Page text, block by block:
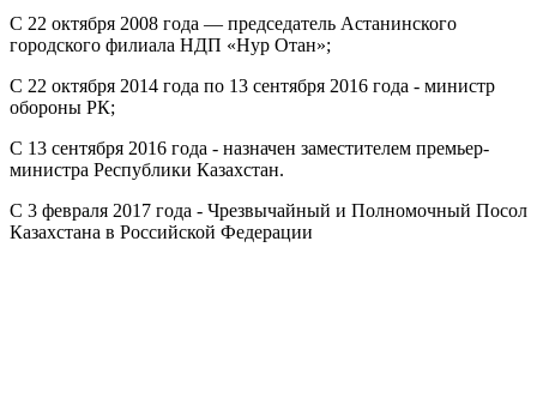
С 22 октября 2008 года — председатель Астанинского
городского филиала НДП «Нур Отан»;
С 22 октября 2014 года по 13 сентября 2016 года - министр
обороны РК;
С 13 сентября 2016 года - назначен заместителем премьер-
министра Республики Казахстан.
С 3 февраля 2017 года - Чрезвычайный и Полномочный Посол
Казахстана в Российской Федерации